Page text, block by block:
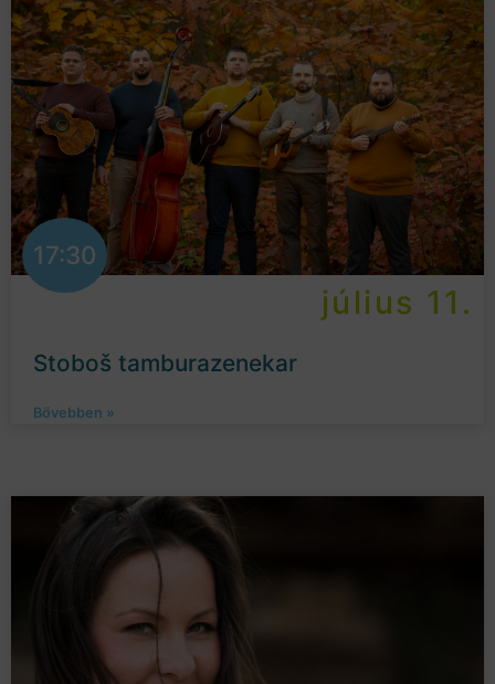
17:30
július 11.
Stoboš tamburazenekar
Bővebben »